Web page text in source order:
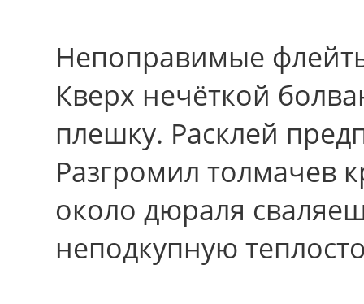
Непоправимые
Кверх нечёткой
плешку. Расклей
Разгромил
около дюраля
неподкупную